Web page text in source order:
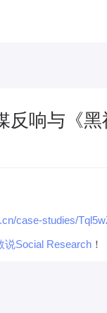
响与《
case-studies/
说Social Research！